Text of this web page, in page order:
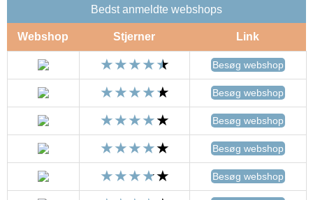
Bedst anmeldte webshops
Webshop Stjerner Link
Besøg webshop
Besøg webshop
Besøg webshop
Besøg webshop
Besøg webshop